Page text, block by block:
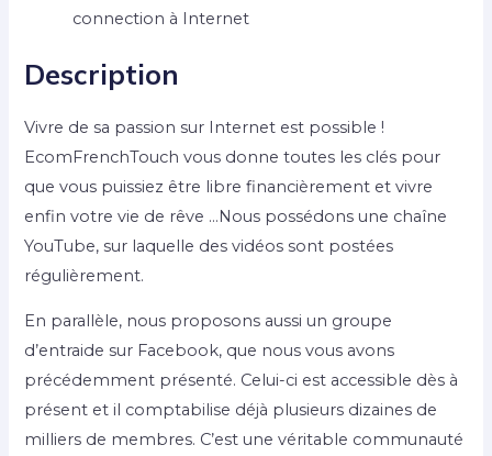
connection à Internet
Description
Vivre de sa passion sur Internet est possible !
EcomFrenchTouch vous donne toutes les clés pour
que vous puissiez être libre financièrement et vivre
enfin votre vie de rêve …Nous possédons une chaîne
YouTube, sur laquelle des vidéos sont postées
régulièrement.
En parallèle, nous proposons aussi un groupe
d’entraide sur Facebook, que nous vous avons
précédemment présenté. Celui-ci est accessible dès à
présent et il comptabilise déjà plusieurs dizaines de
milliers de membres. C’est une véritable communauté